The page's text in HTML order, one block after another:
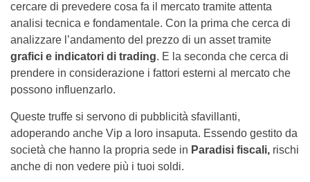
cercare di prevedere cosa fa il mercato tramite attenta
analisi tecnica e fondamentale. Con la prima che cerca di
analizzare l’andamento del prezzo di un asset tramite
grafici e indicatori di trading. E la seconda che cerca di
prendere in considerazione i fattori esterni al mercato che
possono influenzarlo.
Queste truffe si servono di pubblicità sfavillanti,
adoperando anche Vip a loro insaputa. Essendo gestito da
società che hanno la propria sede in Paradisi fiscali, rischi
anche di non vedere più i tuoi soldi.